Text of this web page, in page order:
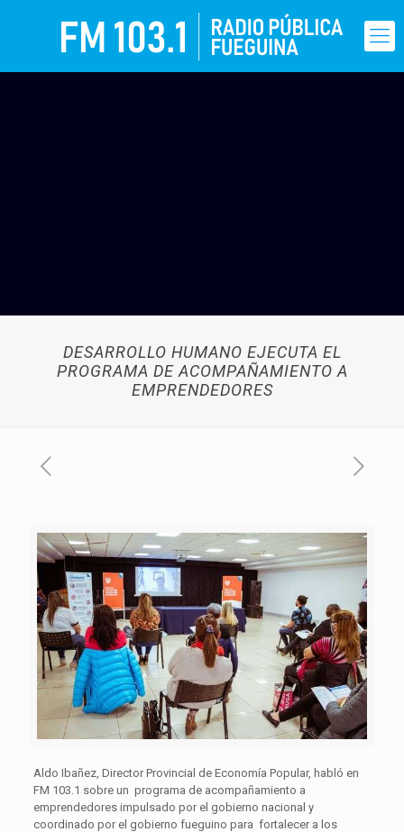
DESARROLLO HUMANO EJECUTA EL
PROGRAMA DE ACOMPAÑAMIENTO A
EMPRENDEDORES
Aldo Ibañez, Director Provincial de Economía Popular, habló en
FM 103.1 sobre un programa de acompañamiento a
emprendedores impulsado por el gobierno nacional y
coordinado por el gobierno fueguino para fortalecer a los